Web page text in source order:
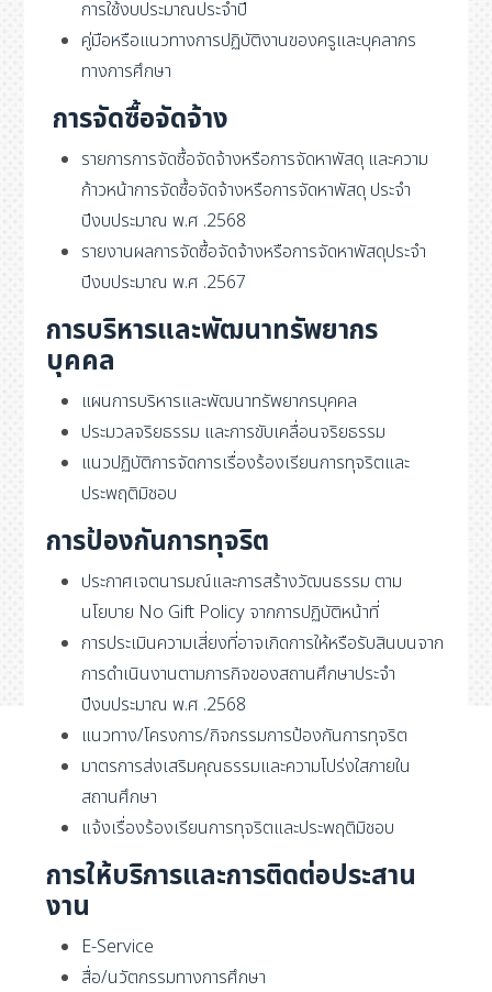
การใช้งบประมาณประจำปี
คู่มือหรือแนวทางการปฏิบัติงานของครูและบุคลากร
ทางการศึกษา
การจัดซื้อจัดจ้าง
รายการการจัดซื้อจัดจ้างหรือการจัดหาพัสดุ และความ
ก้าวหน้าการจัดซื้อจัดจ้างหรือการจัดหาพัสดุ ประจำ
ปีงบประมาณ พ.ศ .2568
รายงานผลการจัดซื้อจัดจ้างหรือการจัดหาพัสดุประจำ
ปีงบประมาณ พ.ศ .2567
การบริหารและพัฒนาทรัพยากร
บุคคล
แผนการบริหารและพัฒนาทรัพยากรบุคคล
ประมวลจริยธรรม และการขับเคลื่อนจริยธรรม
แนวปฏิบัติการจัดการเรื่องร้องเรียนการทุจริตและ
ประพฤติมิชอบ
การป้องกันการทุจริต
ประกาศเจตนารมณ์และการสร้างวัฒนธรรม ตาม
นโยบาย No Gift Policy จากการปฏิบัติหน้าที่
การประเมินความเสี่ยงที่อาจเกิดการให้หรือรับสินบนจาก
การดำเนินงานตามภารกิจของสถานศึกษาประจำ
ปีงบประมาณ พ.ศ .2568
แนวทาง/โครงการ/กิจกรรมการป้องกันการทุจริต
มาตรการส่งเสริมคุณธรรมและความโปร่งใสภายใน
สถานศึกษา
แจ้งเรื่องร้องเรียนการทุจริตและประพฤติมิชอบ
การให้บริการและการติดต่อประสาน
งาน
E-Service
สื่อ/นวัตกรรมทางการศึกษา